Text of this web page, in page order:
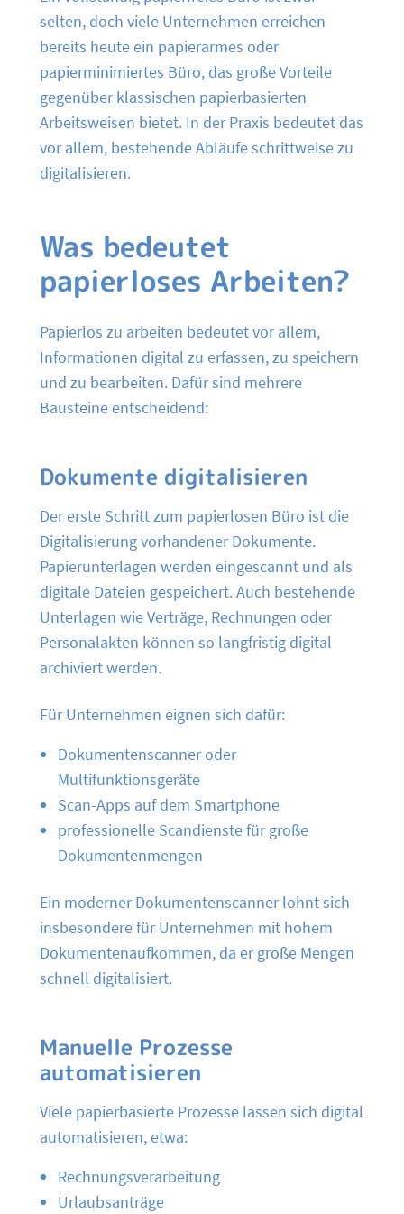
selten, doch viele Unternehmen erreichen
bereits heute ein papierarmes oder
papierminimiertes Büro, das große Vorteile
gegenüber klassischen papierbasierten
Arbeitsweisen bietet. In der Praxis bedeutet das
vor allem, bestehende Abläufe schrittweise zu
digitalisieren.
Was bedeutet
papierloses Arbeiten?
Papierlos zu arbeiten bedeutet vor allem,
Informationen digital zu erfassen, zu speichern
und zu bearbeiten. Dafür sind mehrere
Bausteine entscheidend:
Dokumente digitalisieren
Der erste Schritt zum papierlosen Büro ist die
Digitalisierung vorhandener Dokumente.
Papierunterlagen werden eingescannt und als
digitale Dateien gespeichert. Auch bestehende
Unterlagen wie Verträge, Rechnungen oder
Personalakten können so langfristig digital
archiviert werden.
Für Unternehmen eignen sich dafür:
Dokumentenscanner oder
Multifunktionsgeräte
Scan-Apps auf dem Smartphone
professionelle Scandienste für große
Dokumentenmengen
Ein moderner Dokumentenscanner lohnt sich
insbesondere für Unternehmen mit hohem
Dokumentenaufkommen, da er große Mengen
schnell digitalisiert.
Manuelle Prozesse
automatisieren
Viele papierbasierte Prozesse lassen sich digital
automatisieren, etwa:
Rechnungsverarbeitung
Urlaubsanträge